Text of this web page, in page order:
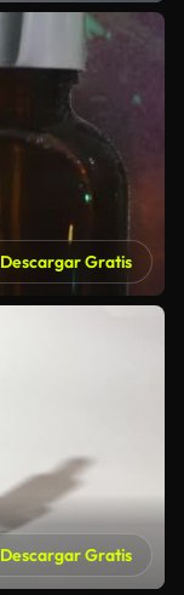
Descargar Gratis
Descargar Gratis